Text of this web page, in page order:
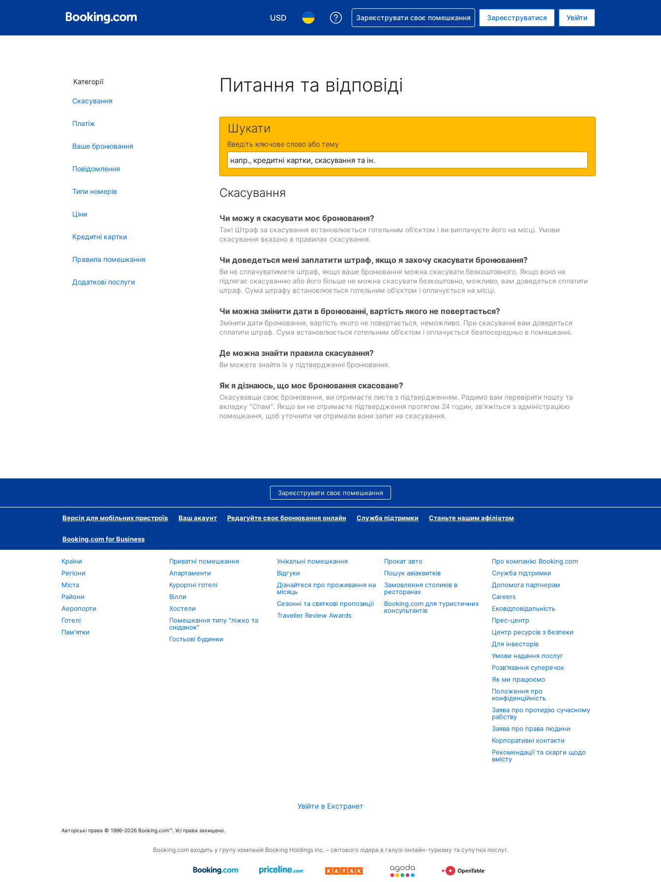
USD
Виберіть валюту. Ваша поточна валюта: Долар США
Виберіть мову. Ваша поточна мова: Українською
Отримайте допомогу з бронюванням
Зареєструвати своє помешкання Зареєструватися Увійти
Категорії
Скасування
Платіж
Ваше бронювання
Повідомлення
Типи номерів
Ціни
Кредитні картки
Правила помешкання
Додаткові послуги
Питання та відповіді
Шукати
Введіть ключове слово або тему
Скасування
Чи можу я скасувати моє бронювання?
Так! Штраф за скасування встановлюється готельним об'єктом і ви виплачуєте його на місці. Умови
скасування вказано в правилах скасування.
Чи доведеться мені заплатити штраф, якщо я захочу скасувати бронювання?
Ви не сплачуватимете штраф, якщо ваше бронювання можна скасувати безкоштовного. Якщо воно не
підлягає скасуванню або його більше не можна скасувати безкоштовно, можливо, вам доведеться сплатити
штраф. Сума штрафу встановлюється готельним об'єктом і оплачується на місці.
Чи можна змінити дати в бронюванні, вартість якого не повертається?
Змінити дати бронювання, вартість якого не повертається, неможливо. При скасуванні вам доведеться
сплатити штраф. Сума встановлюється готельним об'єктом і оплачується безпосередньо в помешканні.
Де можна знайти правила скасування?
Ви можете знайти їх у підтвердженні бронювання.
Як я дізнаюсь, що моє бронювання скасоване?
Скасувавши своє бронювання, ви отримаєте листа з підтвердженням. Радимо вам перевірити пошту та
вкладку "Спам". Якщо ви не отримаєте підтвердження протягом 24 годин, зв'яжіться з адміністрацією
помешкання, щоб уточнити чи отримали вони запит на скасування.
Зареєструвати своє помешкання
Версія для мобільних пристроїв Ваш акаунт Редагуйте своє бронювання онлайн Служба підтримки Станьте нашим афіліатом
Booking.com for Business
Країни
Регіони
Міста
Райони
Аеропорти
Готелі
Пам'ятки
Приватні помешкання
Апартаменти
Курортні готелі
Вілли
Хостели
Помешкання типу "ліжко та
сніданок"
Гостьові будинки
Унікальні помешкання
Відгуки
Дізнайтеся про проживання на
місяць
Сезонні та святкові пропозиції
Traveller Review Awards
Прокат авто
Пошук авіаквитків
Замовлення столиків в
ресторанах
Booking.com для туристичних
консультантів
Про компанію Booking.com
Служба підтримки
Допомога партнерам
Careers
Ековідповідальність
Прес-центр
Центр ресурсів з безпеки
Для інвесторів
Умови надання послуг
Розв'язання суперечок
Як ми працюємо
Положення про
конфіденційність
Заява про протидію сучасному
рабству
Заява про права людини
Корпоративні контакти
Рекомендації та скарги щодо
вмісту
Увійти в Екстранет
Авторські права © 1996–2026 Booking.com™. Усі права захищено.
Booking.com входить у групу компаній Booking Holdings Inc. – світового лідера в галузі онлайн-туризму та супутніх послуг.